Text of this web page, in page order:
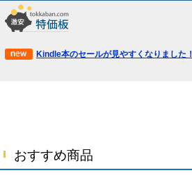
Kindle本のセールが見やすくなりました！
おすすめ商品